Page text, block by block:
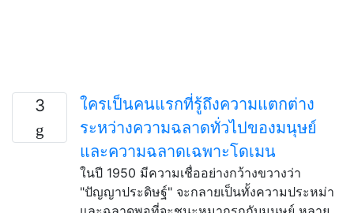
3
ใครเป็นคนแรกที่รู้ถึงความแตกต่าง
ระหว่างความฉลาดทั่วไปของมนุษย์
และความฉลาดเฉพาะโดเมน
ในปี 1950 มีความเชื่ออย่างกว้างขวางว่า
"ปัญญาประดิษฐ์" จะกลายเป็นทั้งความประหม่า